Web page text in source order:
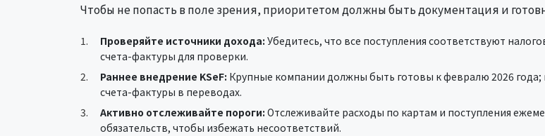
Чтобы не попасть в поле зрения, приоритетом должны быть документация и
Проверяйте источники дохода: Убедитесь, что все поступления соответствуют
счета-фактуры для проверки.
Раннее внедрение KSeF: Крупные компании должны быть готовы к февралю 2026 года;
счета-фактуры в переводах.
Активно отслеживайте пороги: Отслеживайте расходы по картам и поступления
обязательств, чтобы избежать несоответствий.